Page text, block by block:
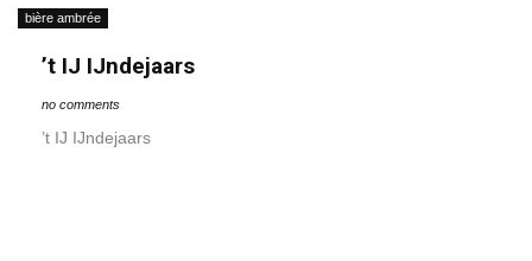
bière ambrée
’t IJ IJndejaars
no comments
’t IJ IJndejaars